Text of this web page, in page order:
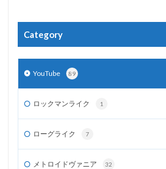
Category
YouTube 89
ロックマンライク 1
ローグライク 7
メトロイドヴァニア 32